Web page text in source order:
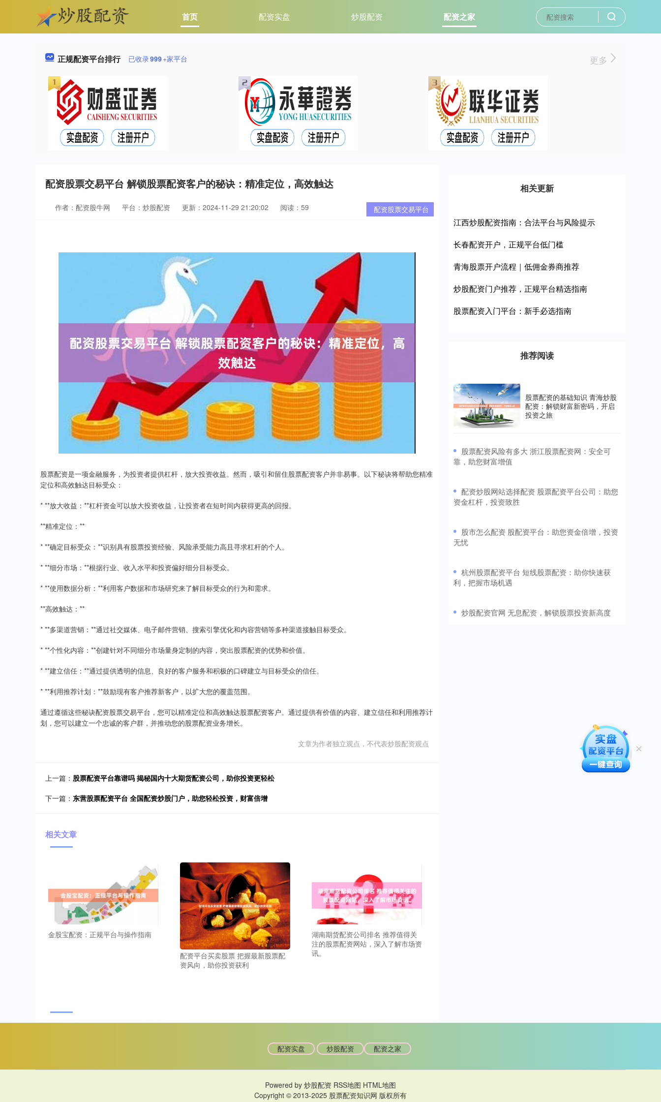
首页 配资实盘 炒股配资 配资之家
正规配资平台排行 已收录999+家平台 更多
配资股票交易平台 解锁股票配资客户的秘诀：精准定位，高效触达
配资股票交易平台
作者：配资股牛网 平台：炒股配资 更新：2024-11-29 21:20:02 阅读：59
股票配资是一项金融服务，为投资者提供杠杆，放大投资收益。然而，吸引和留住股票配资客户并非易事。以下秘诀将帮助您精准
定位和高效触达目标受众：
* **放大收益：**杠杆资金可以放大投资收益，让投资者在短时间内获得更高的回报。
**精准定位：**
* **确定目标受众：**识别具有股票投资经验、风险承受能力高且寻求杠杆的个人。
* **细分市场：**根据行业、收入水平和投资偏好细分目标受众。
* **使用数据分析：**利用客户数据和市场研究来了解目标受众的行为和需求。
**高效触达：**
* **多渠道营销：**通过社交媒体、电子邮件营销、搜索引擎优化和内容营销等多种渠道接触目标受众。
* **个性化内容：**创建针对不同细分市场量身定制的内容，突出股票配资的优势和价值。
* **建立信任：**通过提供透明的信息、良好的客户服务和积极的口碑建立与目标受众的信任。
* **利用推荐计划：**鼓励现有客户推荐新客户，以扩大您的覆盖范围。
通过遵循这些秘诀配资股票交易平台，您可以精准定位和高效触达股票配资客户。通过提供有价值的内容、建立信任和利用推荐计
划，您可以建立一个忠诚的客户群，并推动您的股票配资业务增长。
文章为作者独立观点，不代表炒股配资观点
上一篇： 股票配资平台靠谱吗 揭秘国内十大期货配资公司，助你投资更轻松
下一篇： 东营股票配资平台 全国配资炒股门户，助您轻松投资，财富倍增
相关文章
金股宝配资：正规平台与操作指南
配资平台买卖股票 把握最新股票配
资风向，助你投资获利
湖南期货配资公司排名 推荐值得关
注的股票配资网站，深入了解市场资
讯。
相关更新
江西炒股配资指南：合法平台与风险提示
长春配资开户，正规平台低门槛
青海股票开户流程｜低佣金券商推荐
炒股配资门户推荐，正规平台精选指南
股票配资入门平台：新手必选指南
推荐阅读
股票配资的基础知识 青海炒股
配资：解锁财富新密码，开启
投资之旅
​股票配资风险有多大 浙江股票配资网：安全可
靠，助您财富增值
​配资炒股网站选择配资 股票配资平台公司：助您
资金杠杆，投资致胜
​股市怎么配资 股配资平台：助您资金倍增，投资
无忧
​杭州股票配资平台 短线股票配资：助你快速获
利，把握市场机遇
​炒股配资官网 无息配资，解锁股票投资新高度
配资实盘 炒股配资 配资之家
Powered by 炒股配资 RSS地图 HTML地图
Copyright © 2013-2025 股票配资知识网 版权所有